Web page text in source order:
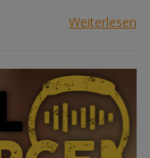
Weiterlesen